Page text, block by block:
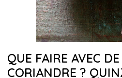
QUE FAIRE AVEC
CORIANDRE ?